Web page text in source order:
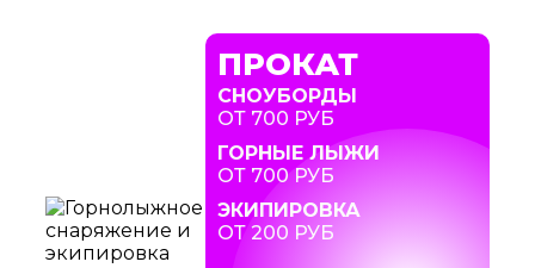
ПРОКАТ
СНОУБОРДЫ
ОТ 700 РУБ
ГОРНЫЕ ЛЫЖИ
ОТ 700 РУБ
ЭКИПИРОВКА
ОТ 200 РУБ